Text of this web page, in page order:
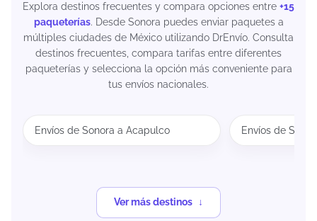
Explora destinos frecuentes y compara opciones entre +15
paqueterías. Desde Sonora puedes enviar paquetes a
múltiples ciudades de México utilizando DrEnvío. Consulta
destinos frecuentes, compara tarifas entre diferentes
paqueterías y selecciona la opción más conveniente para
tus envíos nacionales.
Envíos de Sonora a Acapulco Envíos de
Ver más destinos